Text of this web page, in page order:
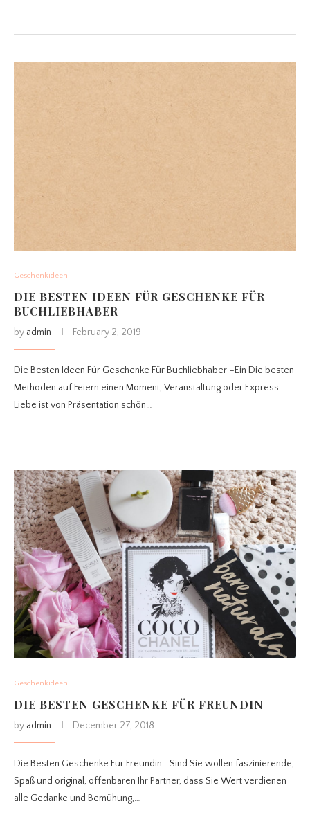
Geschenkideen
DIE BESTEN IDEEN FÜR GESCHENKE FÜR
BUCHLIEBHABER
by admin February 2, 2019
Die Besten Ideen Für Geschenke Für Buchliebhaber –Ein Die besten
Methoden auf Feiern einen Moment, Veranstaltung oder Express
Liebe ist von Präsentation schön…
Geschenkideen
DIE BESTEN GESCHENKE FÜR FREUNDIN
by admin December 27, 2018
Die Besten Geschenke Für Freundin –Sind Sie wollen faszinierende,
Spaß und original, offenbaren Ihr Partner, dass Sie Wert verdienen
alle Gedanke und Bemühung,…